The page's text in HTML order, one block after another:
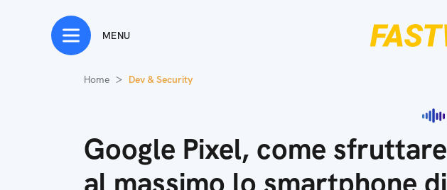
MENU
Home Dev & Security
Google Pixel, come sfruttare